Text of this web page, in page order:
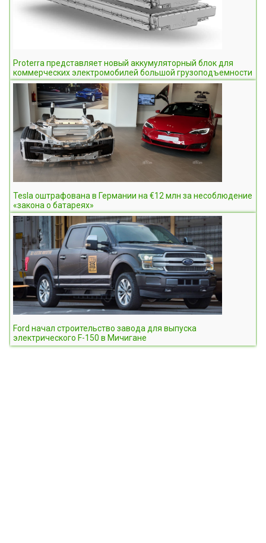
​Proterra представляет новый аккумуляторный блок для
коммерческих электромобилей большой грузоподъемности
Tesla оштрафована в Германии на €12 млн за несоблюдение
«закона о батареях»
Ford начал строительство завода для выпуска
электрического F-150 в Мичигане